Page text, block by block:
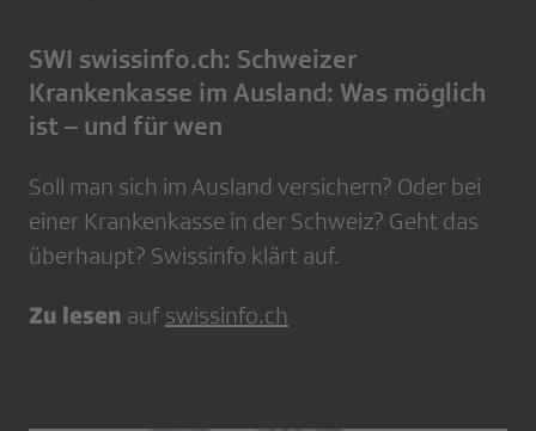
SWI swissinfo.ch: Schweizer
Krankenkasse im Ausland: Was möglich
ist – und für wen
Soll man sich im Ausland versichern? Oder bei
einer Krankenkasse in der Schweiz? Geht das
überhaupt? Swissinfo klärt auf.
Zu lesen auf swissinfo.ch